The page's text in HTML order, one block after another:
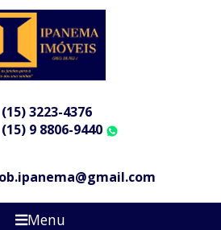
(15) 3223-4376
(15) 9 8806-9440
Menu